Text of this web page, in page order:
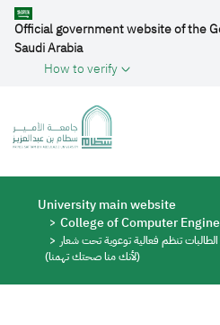
Skip to main content
Official government website of the
Saudi Arabia
How to verify
Breadcrumb
University main website
College of Computer
تنظم فعالية توعوية تحت شعار
(لأنك منا صحتك تهمنا)